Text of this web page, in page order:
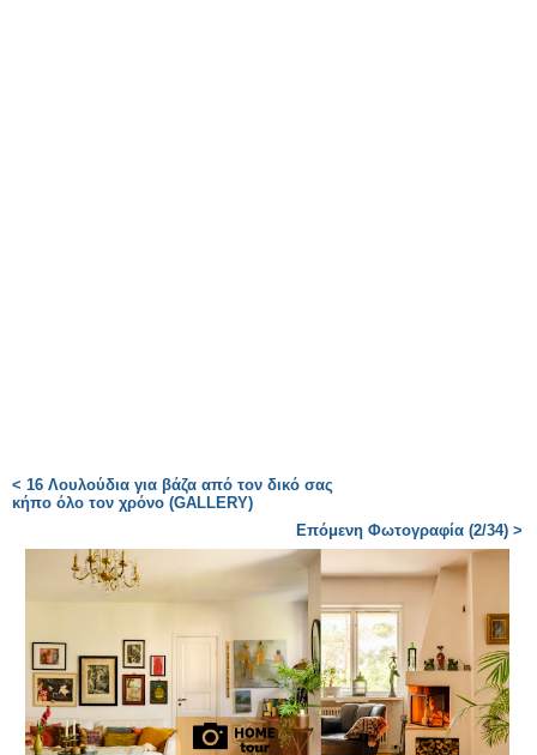
< 16 Λουλούδια για βάζα από τον δικό σας
κήπο όλο τον χρόνο (GALLERY)
Επόμενη Φωτογραφία (2/34) >